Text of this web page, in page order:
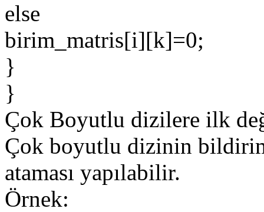
else
birim_matris[i][k]=0;
}
}
Çok Boyutlu dizilere ilk
Çok boyutlu dizinin
ataması yapılabilir.
Örnek: